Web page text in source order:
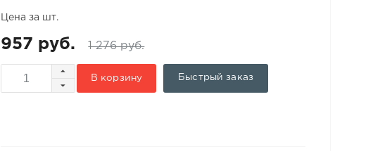
Цена за шт.
957 руб. 1 276 руб.
В корзину Быстрый заказ